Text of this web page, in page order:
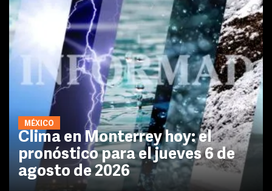
MÉXICO
Clima en Monterrey hoy: el
pronóstico para el jueves 6 de
agosto de 2026